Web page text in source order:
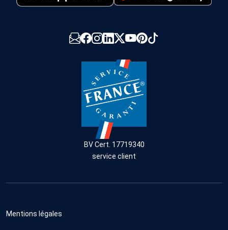
BV Cert. 17719340
service client
Mentions légales